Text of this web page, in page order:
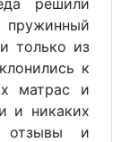
только из
к
матрас и
и никаких
отзывы и